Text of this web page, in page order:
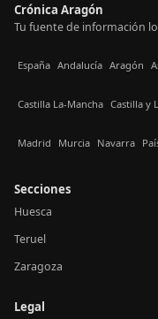
Crónica Aragón
Tu fuente de información
España Andalucía Aragón
Castilla La-Mancha Castilla y
Madrid Murcia Navarra
Secciones
Huesca
Teruel
Zaragoza
Legal